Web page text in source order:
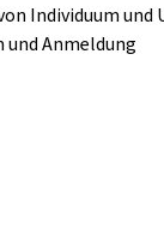
Individuum
und Anmeldung